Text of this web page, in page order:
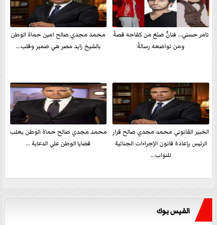
تامر حسني… فنانٌ صَنَعَ من كفاحه قصةً
ومن تواضعه رسالةً
محمد مجدي صالح امين حماة الوطن
بالشيخ زايد مصر هي ضمير وقلب...
الخبير القانوني محمد مجدي صالح قرار
الرئيس بإعادة قانون الإجراءات الجنائية
للنواب...
محمد مجدي صالح حماة الوطن يغلب
قضايا الوطن علي الدعاية ...
الفيس بوك